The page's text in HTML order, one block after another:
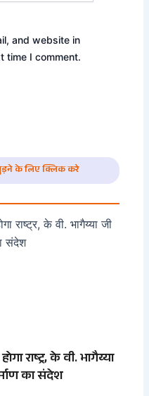
and website in
time I comment.
के लिए क्लिक करे
राष्ट्र, के वी. भागैय्या
का संदेश